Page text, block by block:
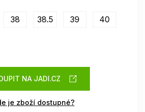
38 38.5 39 40
NA JADI.CZ
je zboží dostupné?